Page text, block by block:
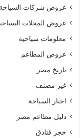
عروض شركات السياحة
عروض المحلات
معلومات سياحية
عروض المطاعم
تاريخ مصر
غير مصنف
اخبار السياحة
دليل مطاعم مصر
حجز فنادق